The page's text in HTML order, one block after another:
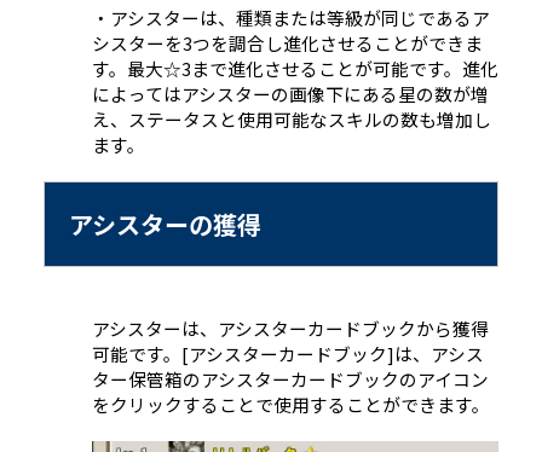
・アシスターは、種類または等級が同じであるア
シスターを3つを調合し進化させることができま
す。最大☆3まで進化させることが可能です。進化
によってはアシスターの画像下にある星の数が増
え、ステータスと使用可能なスキルの数も増加し
ます。
アシスターの獲得
アシスターは、アシスターカードブックから獲得
可能です。[アシスターカードブック]は、アシス
ター保管箱のアシスターカードブックのアイコン
をクリックすることで使用することができます。